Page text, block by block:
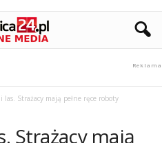
las. Strażacy mają pełne ręce roboty
Strażacy mają